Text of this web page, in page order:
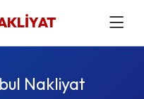
Nakliyat